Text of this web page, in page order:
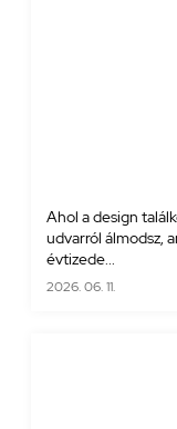
Ahol a design
udvarról álmodsz,
évtizede...
2026. 06. 11.